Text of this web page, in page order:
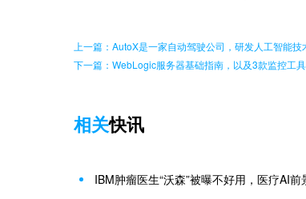
上一篇：AutoX是一家自动驾驶公司，研发人工智能
下一篇：WebLogic服务器基础指南，以及3款监控工具
相关快讯
IBM肿瘤医生“沃森”被曝不好用，医疗AI前